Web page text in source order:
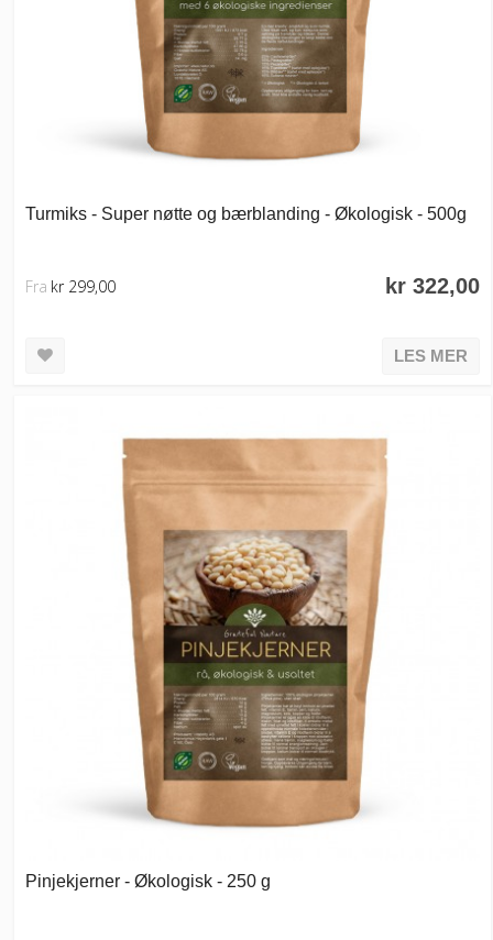
Turmiks - Super nøtte og bærblanding - Økologisk - 500g
kr 322,00
Fra kr 299,00
LES MER
Pinjekjerner - Økologisk - 250 g